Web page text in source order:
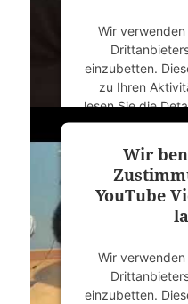
powered by
Management
Wir
einzubetten.
zu Ihren
lesen Sie die
Sie der
Mehr
powered by
Management
Wir
YouTube
Wir
einzubetten.